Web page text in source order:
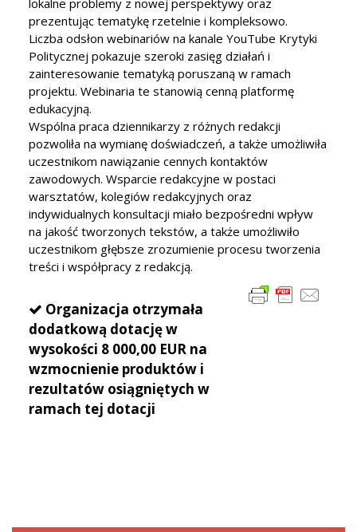
lokalne problemy z nowej perspektywy oraz
prezentując tematykę rzetelnie i kompleksowo.
Liczba odsłon webinariów na kanale YouTube Krytyki
Politycznej pokazuje szeroki zasięg działań i
zainteresowanie tematyką poruszaną w ramach
projektu. Webinaria te stanowią cenną platformę
edukacyjną.
Wspólna praca dziennikarzy z różnych redakcji
pozwoliła na wymianę doświadczeń, a także umożliwiła
uczestnikom nawiązanie cennych kontaktów
zawodowych. Wsparcie redakcyjne w postaci
warsztatów, kolegiów redakcyjnych oraz
indywidualnych konsultacji miało bezpośredni wpływ
na jakość tworzonych tekstów, a także umożliwiło
uczestnikom głębsze zrozumienie procesu tworzenia
treści i współpracy z redakcją.
Organizacja otrzymała
dodatkową dotację w
wysokości 8 000,00 EUR na
wzmocnienie produktów i
rezultatów osiągniętych w
ramach tej dotacji